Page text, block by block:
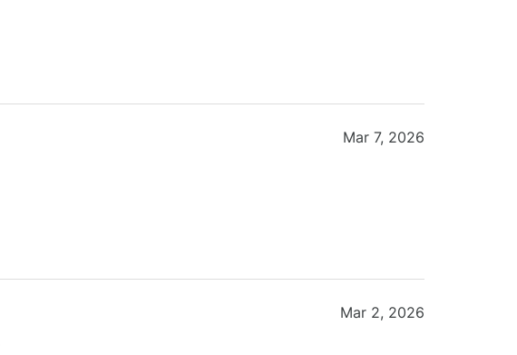
Mar 7, 2026
Mar 2, 2026